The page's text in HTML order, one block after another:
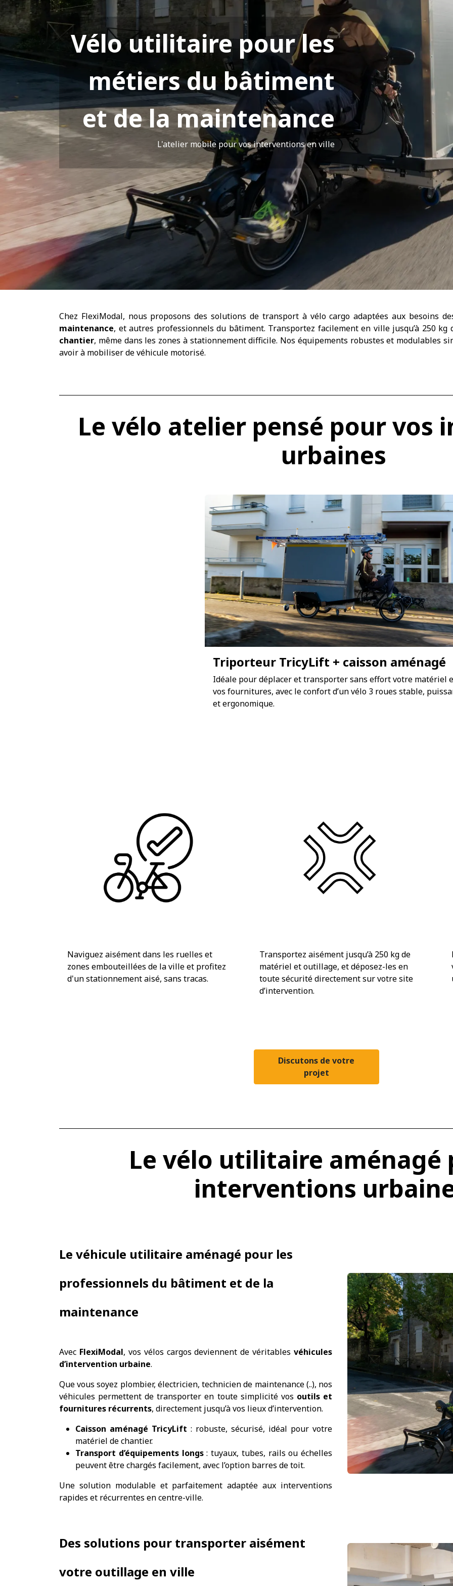
Vélo utilitaire pour les
métiers du bâtiment
et de la maintenance
L'atelier mobile pour vos interventions en ville
Chez FlexiModal, nous proposons des solutions de transport à vélo cargo adaptées aux besoins
maintenance, et autres professionnels du bâtiment. Transportez facilement en ville jusqu’à 250 kg
chantier, même dans les zones à stationnement difficile. Nos équipements robustes et modulables
avoir à mobiliser de véhicule motorisé.
Le vélo atelier pensé pour vos
urbaines
Triporteur TricyLift + caisson aménagé
Idéale pour déplacer et transporter sans effort votre matériel
vos fournitures, avec le confort d’un vélo 3 roues stable,
et ergonomique.
Naviguez aisément dans les ruelles et
zones embouteillées de la ville et profitez
d'un stationnement aisé, sans tracas.
Transportez aisément jusqu’à 250 kg de
matériel et outillage, et déposez-les en
toute sécurité directement sur votre site
d’intervention.
Discutons de votre
projet
Le vélo utilitaire aménagé
interventions
​Le véhicule utilitaire aménagé pour les
professionnels du bâtiment et de la
maintenance
Avec FlexiModal, vos vélos cargos deviennent de véritables véhicules
d’intervention urbaine.
Que vous soyez plombier, électricien, technicien de maintenance (..), nos
véhicules permettent de transporter en toute simplicité vos outils et
fournitures récurrents, directement jusqu’à vos lieux d’intervention.
Caisson aménagé TricyLift : robuste, sécurisé, idéal pour votre
matériel de chantier.
Transport d’équipements longs: tuyaux, tubes, rails ou échelles
peuvent être chargés facilement, avec l’option barres de toit.
Une solution modulable et parfaitement adaptée aux interventions
rapides et récurrentes en centre-ville.
Des solutions pour transporter aisément
votre outillage en ville